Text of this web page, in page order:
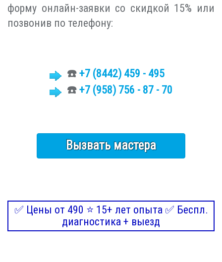
форму онлайн-заявки со скидкой 15% или
позвонив по телефону:
☎️ +7 (8442) 459 - 495
☎️ +7 (958) 756 - 87 - 70
Вызвать мастера
✅ Цены от 490 ⭐ 15+ лет опыта ✅ Беспл.
диагностика + выезд